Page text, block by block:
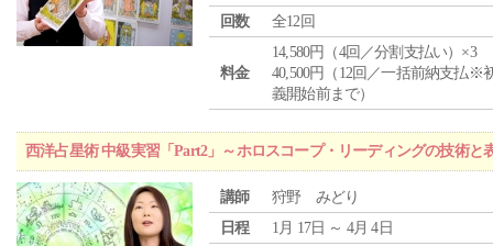
回数 全12回
料金
14,580円（4回／分割支払い）×3
40,500円（12回／一括前納支払※
義開始前まで）
西洋占星術 中級実習「Part2」～ホロスコープ・リーディングの技術と
講師
狩野 みどり
日程
1月 17日 ～ 4月 4日